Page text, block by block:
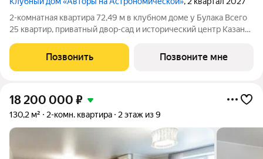
2-комнатная квартира 72,49 м в клубном доме у Булака Всего
25 квартир, приватный двор-сад и исторический центр Казани
кто выбирает редкость, архитектуру и качество каждой
детали. Продаётся
Позвонить Позвоните мне
18 200 000 ₽
130,2 м² 2-комн. квартира 2 этаж из 9